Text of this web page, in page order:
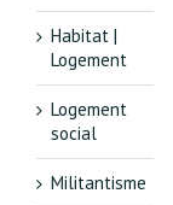
Habitat |
Logement
Logement
social
Militantisme